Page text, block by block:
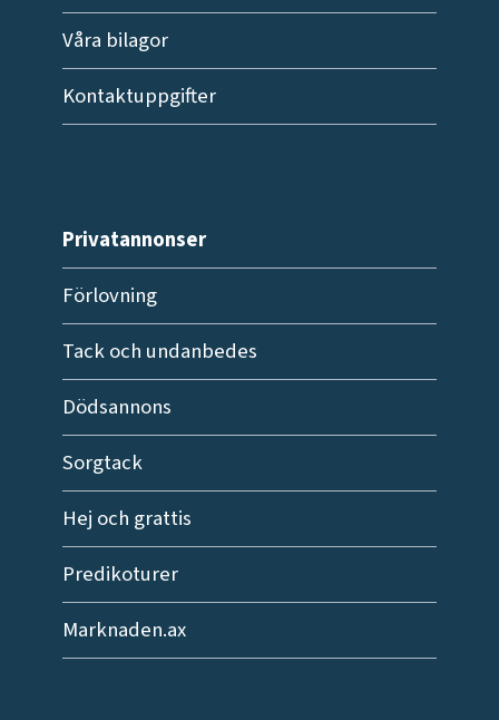
Våra bilagor
Kontaktuppgifter
Privatannonser
Förlovning
Tack och undanbedes
Dödsannons
Sorgtack
Hej och grattis
Predikoturer
Marknaden.ax